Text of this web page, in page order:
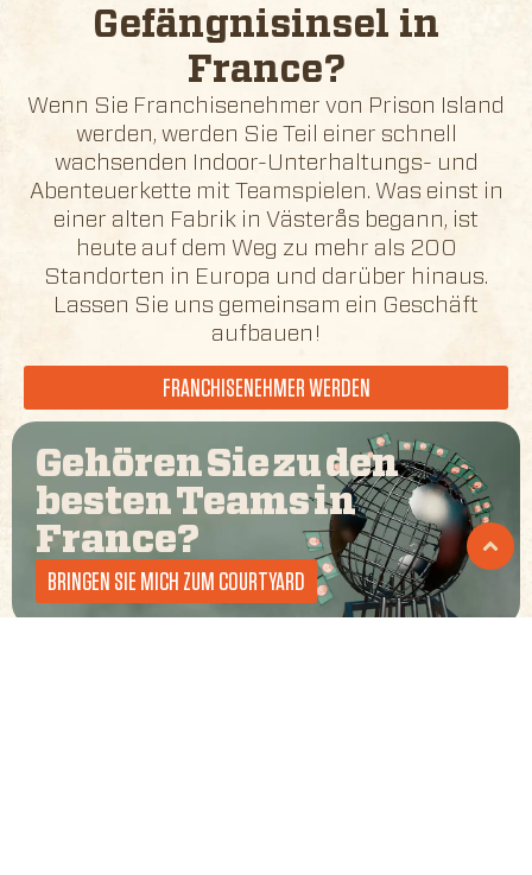
Gefängnisinsel in
France?
Wenn Sie Franchisenehmer von Prison Island
werden, werden Sie Teil einer schnell
wachsenden Indoor-Unterhaltungs- und
Abenteuerkette mit Teamspielen. Was einst in
einer alten Fabrik in Västerås begann, ist
heute auf dem Weg zu mehr als 200
Standorten in Europa und darüber hinaus.
Lassen Sie uns gemeinsam ein Geschäft
aufbauen!
FRANCHISENEHMER WERDEN
Gehören Sie zu den
besten Teams in
France?
BRINGEN SIE MICH ZUM COURTYARD